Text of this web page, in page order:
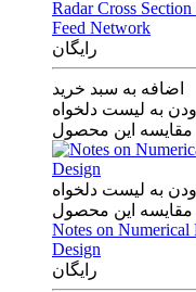
Radar Cross
Feed Network
رایگان
اضافه به سبد خرید
به لیست دلخواه
مقایسه این محصول
به لیست دلخواه
مقایسه این محصول
Notes on
Design
رایگان